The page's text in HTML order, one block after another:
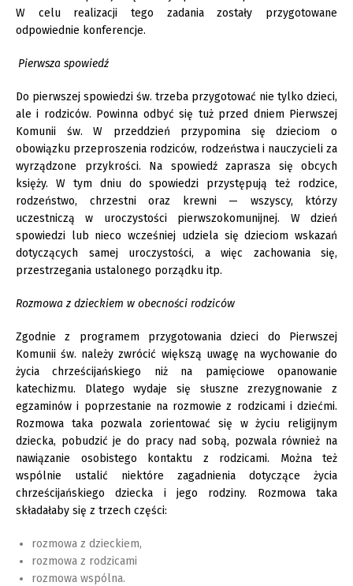
W celu realizacji tego zadania zostały przygotowane
odpowiednie konferencje.
Pierwsza spowiedź
Do pierwszej spowiedzi św. trzeba przygotować nie tylko dzieci,
ale i rodziców. Powinna odbyć się tuż przed dniem Pierwszej
Komunii św. W przeddzień przypomina się dzieciom o
obowiązku przeproszenia rodziców, rodzeństwa i nauczycieli za
wyrządzone przykrości. Na spowiedź zaprasza się obcych
księży. W tym dniu do spowiedzi przystępują też rodzice,
rodzeństwo, chrzestni oraz krewni — wszyscy, którzy
uczestniczą w uroczystości pierwszokomunijnej. W dzień
spowiedzi lub nieco wcześniej udziela się dzieciom wskazań
dotyczących samej uroczystości, a więc zachowania się,
przestrzegania ustalonego porządku itp.
Rozmowa z dzieckiem w obecności rodziców
Zgodnie z programem przygotowania dzieci do Pierwszej
Komunii św. należy zwrócić większą uwagę na wychowanie do
życia chrześcijańskiego niż na pamięciowe opanowanie
katechizmu. Dlatego wydaje się słuszne zrezygnowanie z
egzaminów i poprzestanie na rozmowie z rodzicami i dziećmi.
Rozmowa taka pozwala zorientować się w życiu religijnym
dziecka, pobudzić je do pracy nad sobą, pozwala również na
nawiązanie osobistego kontaktu z rodzicami. Można też
wspólnie ustalić niektóre zagadnienia dotyczące życia
chrześcijańskiego dziecka i jego rodziny. Rozmowa taka
składałaby się z trzech części:
rozmowa z dzieckiem,
rozmowa z rodzicami
rozmowa wspólna.